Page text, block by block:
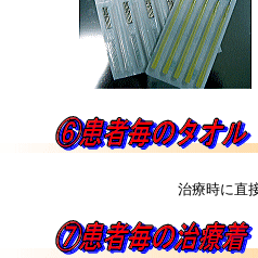
治療時に直